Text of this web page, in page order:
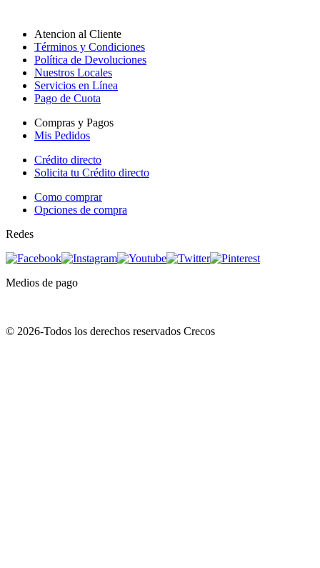
Atencion al Cliente
Términos y Condiciones
Política de Devoluciones
Nuestros Locales
Servicios en Línea
Pago de Cuota
Compras y Pagos
Mis Pedidos
Crédito directo
Solicita tu Crédito directo
Como comprar
Opciones de compra
Redes
Medios de pago
© 2026-Todos los derechos reservados Crecos